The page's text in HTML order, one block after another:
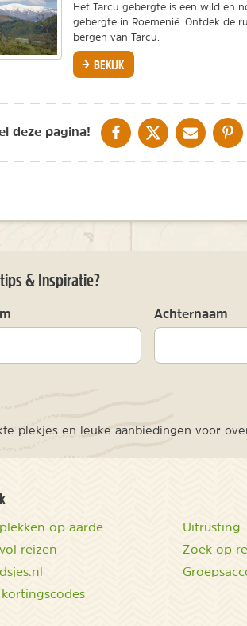
Het Tarcu gebergte is een wild en
gebergte in Roemenië. Ontdek de
bergen van Tarcu.
BEKIJK
deze pagina! DELEN OP FACEBOOK
DELEN OP XDELEN VIA
& Inspiratie?
Achternaam
plekjes en leuke aanbiedingen voor
op aarde
reizen
Uitrusting
Zoek op